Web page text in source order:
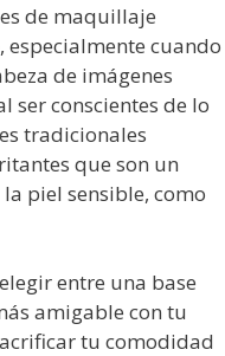
de maquillaje
especialmente cuando
de imágenes
ser conscientes de lo
tradicionales
que son un
piel sensible, como
entre una base
amigable con tu
tu comodidad